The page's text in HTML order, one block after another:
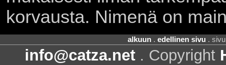
korvausta. Nimenä on
alkuun . edellinen sivu .
info@catza.net . Copyright